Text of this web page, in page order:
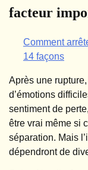
facteur
Comment
14 façons
Après une
d’émotions
sentiment de
être vrai même si
séparation. Mais
dépendront de